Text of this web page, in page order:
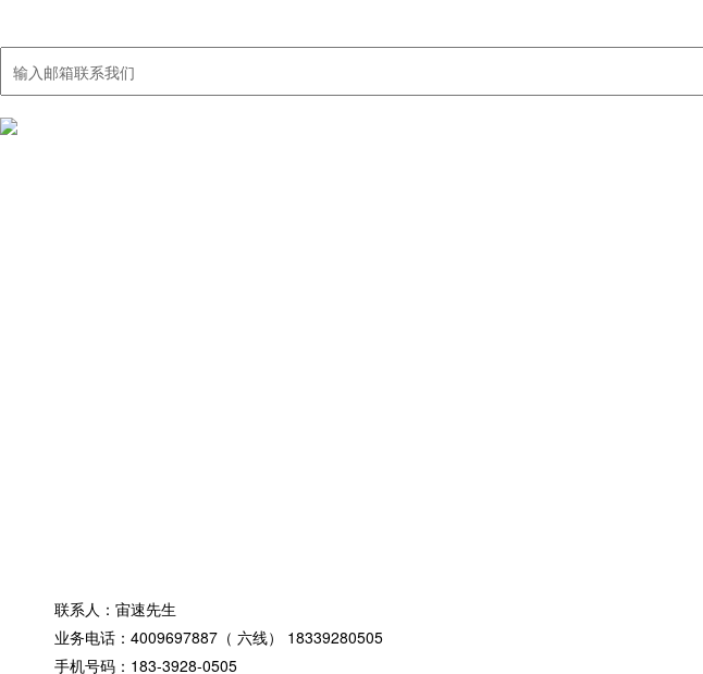
联系人：宙速先生
业务电话：4009697887（ 六线） 18339280505
手机号码：183-3928-0505